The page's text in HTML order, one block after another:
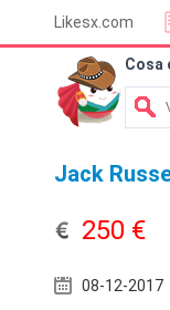
Likesx.com
Cosa
Jack
250 €
08-12-2017